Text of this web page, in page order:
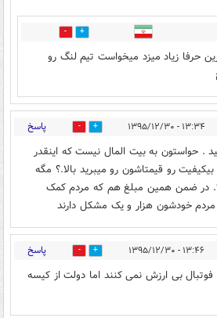
2
حرفا زیاد میزد میخواست تیم لنگ رو
۱۳:۳۴ - ۱۳۹۵/۱۲/۳۰ 5 پاسخ
. حواستون به بیت المال نیست که اینقدر
رو قیمتاشون رو میبرید بالا.؟ مگه
در ضمن همین مبلغ هم که مردم کمک
مردم خودشون هزار و یک مشکل دارند
۱۳:۴۶ - ۱۳۹۵/۱۲/۳۰ 2 پاسخ
بی ارزش نمی کنند اما دولت از کیسه